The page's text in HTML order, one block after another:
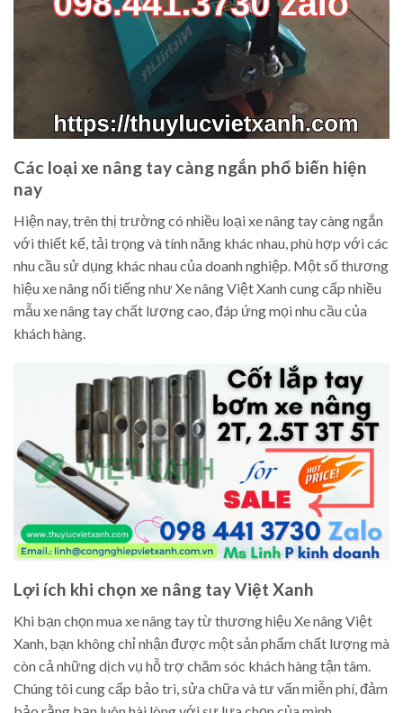
Các loại xe nâng tay càng ngắn phổ biến hiện
nay
Hiện nay, trên thị trường có nhiều loại xe nâng tay càng ngắn
với thiết kế, tải trọng và tính năng khác nhau, phù hợp với các
nhu cầu sử dụng khác nhau của doanh nghiệp. Một số thương
hiệu xe nâng nổi tiếng như Xe nâng Việt Xanh cung cấp nhiều
mẫu xe nâng tay chất lượng cao, đáp ứng mọi nhu cầu của
khách hàng.
Lợi ích khi chọn xe nâng tay Việt Xanh
Khi bạn chọn mua xe nâng tay từ thương hiệu Xe nâng Việt
Xanh, bạn không chỉ nhận được một sản phẩm chất lượng mà
còn cả những dịch vụ hỗ trợ chăm sóc khách hàng tận tâm.
Chúng tôi cung cấp bảo trì, sửa chữa và tư vấn miễn phí, đảm